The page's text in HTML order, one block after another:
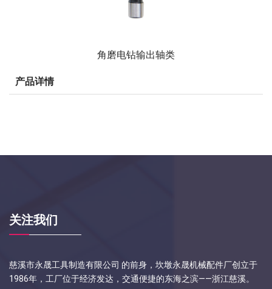
角磨电钻输出轴类
产品详情
关注我们
慈溪市永晟工具制造有限公司 的前身，坎墩永晟机械配件厂创立于
1986年，工厂位于经济发达，交通便捷的东海之滨——浙江慈溪。